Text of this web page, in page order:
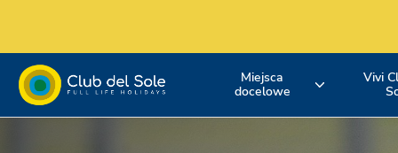
Miejsca
docelowe
Vivi